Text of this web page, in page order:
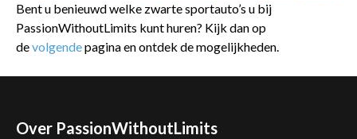
Bent u benieuwd welke zwarte sportauto’s u bij
PassionWithoutLimits kunt huren? Kijk dan op
devolgendepagina en ontdek de mogelijkheden.
Over PassionWithoutLimits